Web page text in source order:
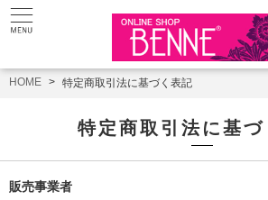
HOME 特定商取引法に基づく表記
特定商取引法に基づ
販売事業者